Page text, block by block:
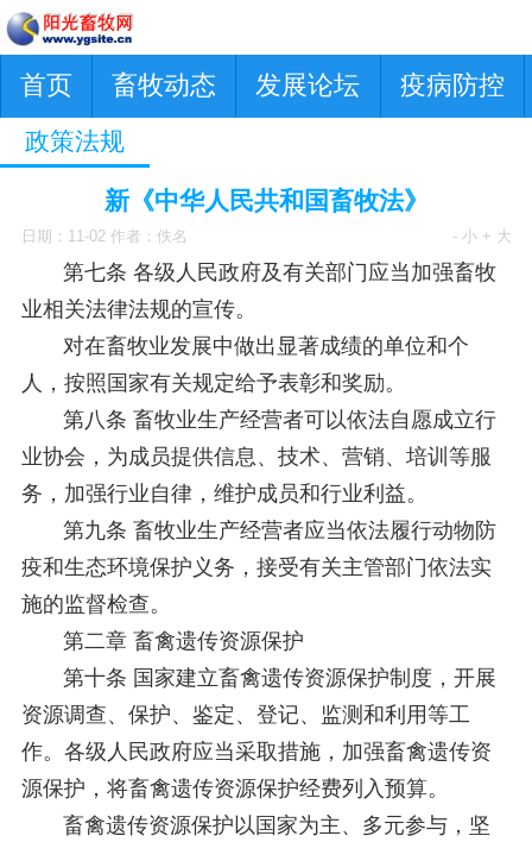
首页 畜牧动态 发展论坛 疫病防控
政策法规
新《中华人民共和国畜牧法》
日期：11-02 作者：佚名 - 小 + 大
第七条 各级人民政府及有关部门应当加强畜牧
业相关法律法规的宣传。
对在畜牧业发展中做出显著成绩的单位和个
人，按照国家有关规定给予表彰和奖励。
第八条 畜牧业生产经营者可以依法自愿成立行
业协会，为成员提供信息、技术、营销、培训等服
务，加强行业自律，维护成员和行业利益。
第九条 畜牧业生产经营者应当依法履行动物防
疫和生态环境保护义务，接受有关主管部门依法实
施的监督检查。
第二章 畜禽遗传资源保护
第十条 国家建立畜禽遗传资源保护制度，开展
资源调查、保护、鉴定、登记、监测和利用等工
作。各级人民政府应当采取措施，加强畜禽遗传资
源保护，将畜禽遗传资源保护经费列入预算。
畜禽遗传资源保护以国家为主、多元参与，坚